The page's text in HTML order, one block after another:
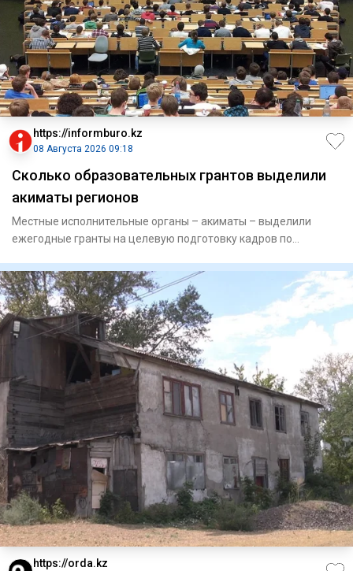
https://informburo.kz
08 Августа 2026 09:18
Сколько образовательных грантов выделили
акиматы регионов
Местные исполнительные органы – акиматы – выделили
ежегодные гранты на целевую подготовку кадров по
https://orda.kz